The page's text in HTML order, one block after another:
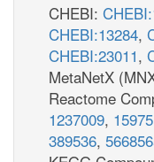
CHEBI:
CHEBI:13284,
CHEBI:23011,
MetaNetX
Reactome
1237009,
389536,